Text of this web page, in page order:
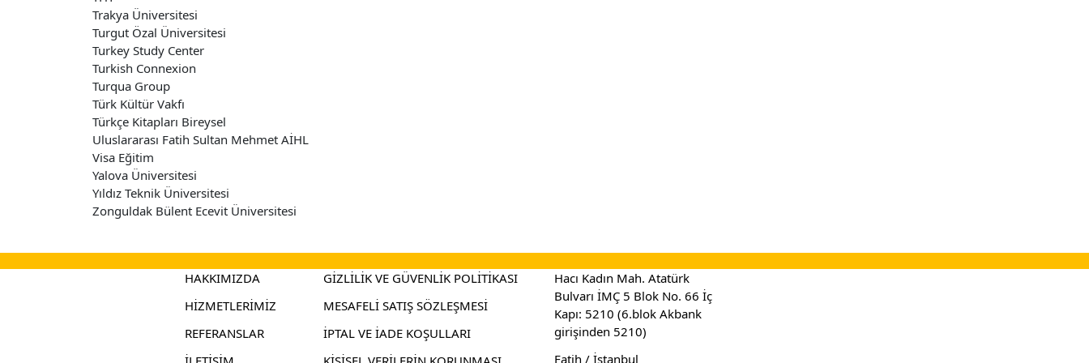
Trakya Üniversitesi
Turgut Özal Üniversitesi
Turkey Study Center
Turkish Connexion
Turqua Group
Türk Kültür Vakfı
Türkçe Kitapları Bireysel
Uluslararası Fatih Sultan Mehmet AİHL
Visa Eğitim
Yalova Üniversitesi
Yıldız Teknik Üniversitesi
Zonguldak Bülent Ecevit Üniversitesi
HAKKIMIZDA
HİZMETLERİMİZ
REFERANSLAR
GİZLİLİK VE GÜVENLİK POLİTİKASI
MESAFELİ SATIŞ SÖZLEŞMESİ
İPTAL VE İADE KOŞULLARI
Hacı Kadın Mah. Atatürk
Bulvarı İMÇ 5 Blok No. 66 İç
Kapı: 5210 (6.blok Akbank
girişinden 5210)
Fatih / İstanbul